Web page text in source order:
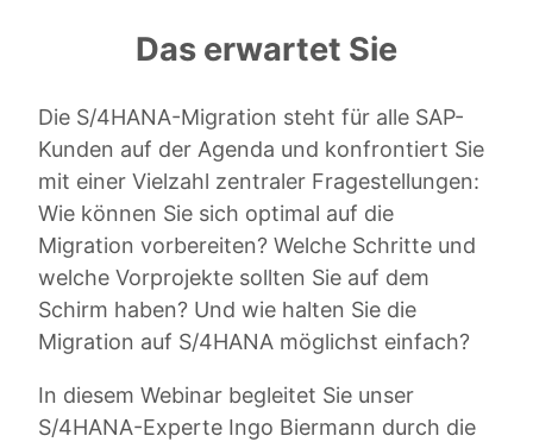
Das erwartet Sie
Die S/4HANA-Migration steht für alle SAP-
Kunden auf der Agenda und konfrontiert Sie
mit einer Vielzahl zentraler Fragestellungen:
Wie können Sie sich optimal auf die
Migration vorbereiten? Welche Schritte und
welche Vorprojekte sollten Sie auf dem
Schirm haben? Und wie halten Sie die
Migration auf S/4HANA möglichst einfach?
In diesem Webinar begleitet Sie unser
S/4HANA-Experte Ingo Biermann durch die